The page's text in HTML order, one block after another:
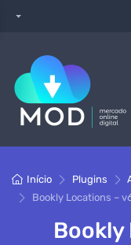
Início Plugins
Bookly Locations –
Bookly